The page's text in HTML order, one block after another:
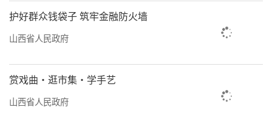
医疗守护健康，教育点亮未来。千里援疆
的民生接力，在边疆的三尺讲台上持续传递。
血”，全面转向理念、人才、机制全方位“造
血”，激活了边疆教育的内生动力。
护好群众钱袋子 筑牢金融防火墙
山西省人民政府
赏戏曲·逛市集·学手艺
山西省人民政府